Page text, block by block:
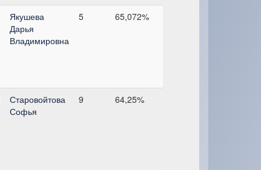
Якушева
Дарья
Владимировна
5 65,072%
Старовойтова
Софья
9 64,25%